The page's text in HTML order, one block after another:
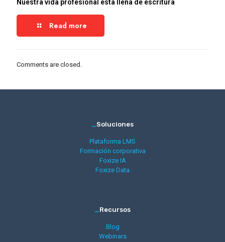
Nuestra vida profesional está llena de escritura
Read more
Comments are closed.
Soluciones
Plataforma LMS
Formación corporativa
Foxize IA
Foxize Data
Recursos
Blog
Webinars